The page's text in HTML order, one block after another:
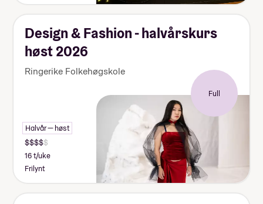
Design & Fashion - halvårskurs
høst 2026
Ringerike Folkehøgskole
Full
Halvår — høst
16 t/uke
Frilynt